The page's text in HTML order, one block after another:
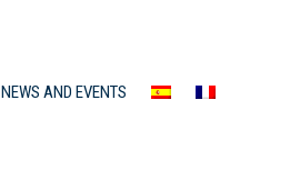
NEWS AND EVENTS